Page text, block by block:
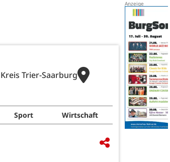
Kreis Trier-Saarburg
Sport Wirtschaft